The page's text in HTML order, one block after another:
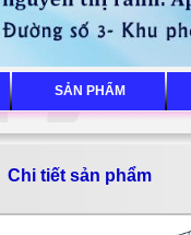
SẢN PHẨM
Chi tiết sản phẩm